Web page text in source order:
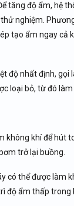
tăng độ ẩm, hệ
nghiệm.
tạo ẩm ngay cả
độ nhất định, gọi
loại bỏ, từ đó
khí để hút
trở lại buồng.
có thể được làm
độ ẩm thấp trong